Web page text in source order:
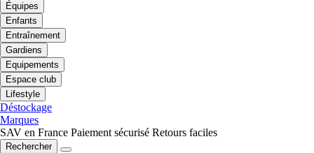
Équipes
Enfants
Entraînement
Gardiens
Equipements
Espace club
Lifestyle
Déstockage
Marques
SAV en France Paiement sécurisé Retours faciles
Rechercher